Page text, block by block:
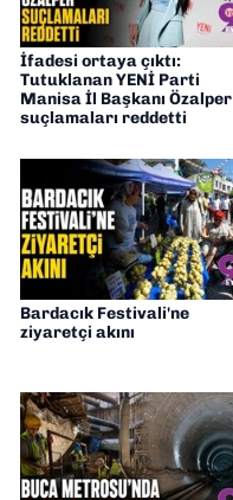
İfadesi ortaya çıktı:
Tutuklanan YENİ Parti
Manisa İl Başkanı Özalper
suçlamaları reddetti
Bardacık Festivali'ne
ziyaretçi akını